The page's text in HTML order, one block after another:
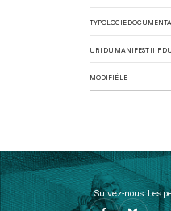
TYPOLOGIE
URI DU MANIFEST IIIF
MODIFIÉ LE
Suivez-nous Les